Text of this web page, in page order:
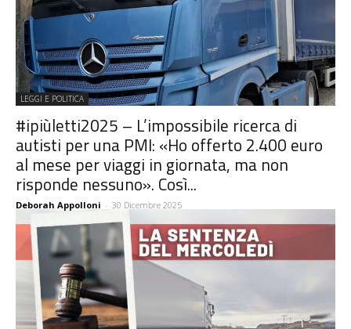
LEGGI E POLITICA
#ipiùletti2025 – L’impossibile ricerca di
autisti per una PMI: «Ho offerto 2.400 euro
al mese per viaggi in giornata, ma non
risponde nessuno». Così...
Deborah Appolloni - 30 Dicembre 2025